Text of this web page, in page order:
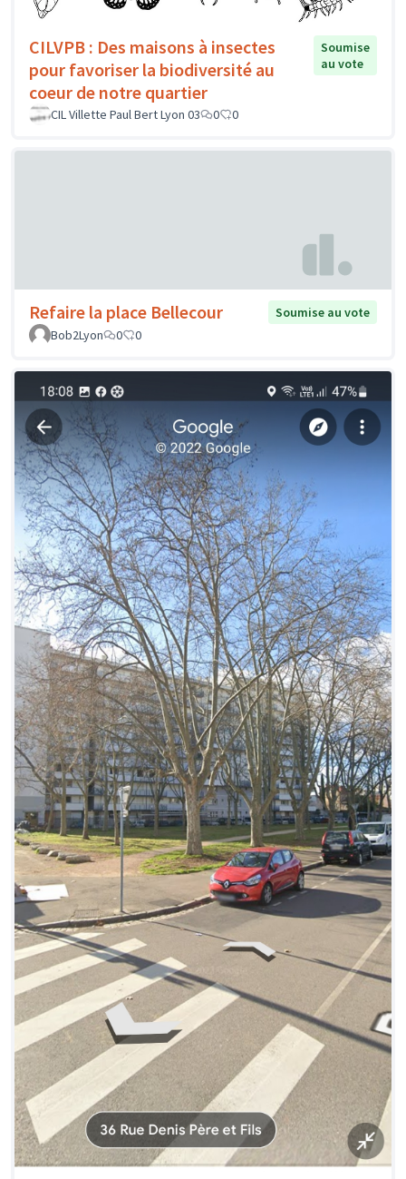
CILVPB : Des maisons à insectes
pour favoriser la biodiversité au
coeur de notre quartier
Soumise
au vote
CIL Villette Paul Bert Lyon 03 0 0
Refaire la place Bellecour
Soumise au vote
Bob2Lyon
0 0